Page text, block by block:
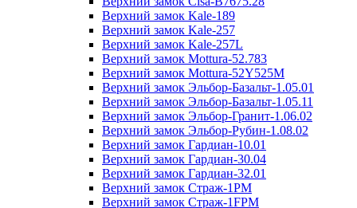
Верхний замок Kale-189
Верхний замок Kale-257
Верхний замок Kale-257L
Верхний замок Mottura-52.783
Верхний замок Mottura-52Y525М
Верхний замок Эльбор-Базальт-1.05.01
Верхний замок Эльбор-Базальт-1.05.11
Верхний замок Эльбор-Гранит-1.06.02
Верхний замок Эльбор-Рубин-1.08.02
Верхний замок Гардиан-10.01
Верхний замок Гардиан-30.04
Верхний замок Гардиан-32.01
Верхний замок Страж-1PM
Верхний замок Страж-1FPM